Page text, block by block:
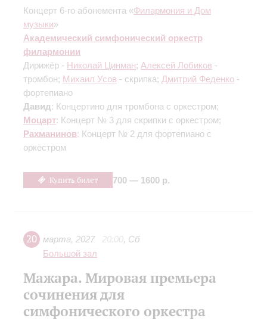
Концерт 6-го абонемента «Филармония и Дом
музыки»
Академический симфонический оркестр
филармонии
Дирижёр - Николай Цинман; Алексей Лобиков -
тромбон; Михаил Усов - скрипка; Дмитрий Феденко -
фортепиано
Давид: Концертино для тромбона с оркестром;
Моцарт: Концерт № 3 для скрипки с оркестром;
Рахманинов: Концерт № 2 для фортепиано с
оркестром
Купить билет 700 — 1600 р.
20 марта, 2027 20:00, Сб
Большой зал
Мажара. Мировая премьера
сочинения для
симфонического оркестра